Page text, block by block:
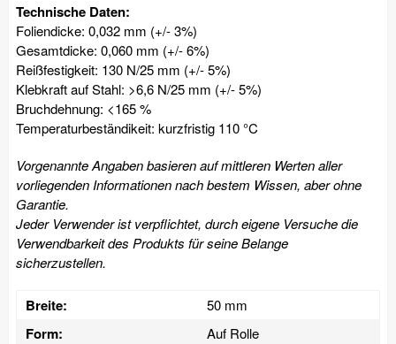
Technische Daten:
Foliendicke: 0,032 mm (+/- 3%)
Gesamtdicke: 0,060 mm (+/- 6%)
Reißfestigkeit: 130 N/25 mm (+/- 5%)
Klebkraft auf Stahl: >6,6 N/25 mm (+/- 5%)
Bruchdehnung: <165 %
Temperaturbeständikeit: kurzfristig 110 °C
Vorgenannte Angaben basieren auf mittleren Werten aller
vorliegenden Informationen nach bestem Wissen, aber ohne
Garantie.
Jeder Verwender ist verpflichtet, durch eigene Versuche die
Verwendbarkeit des Produkts für seine Belange
sicherzustellen.
Breite: 50 mm
Form: Auf Rolle